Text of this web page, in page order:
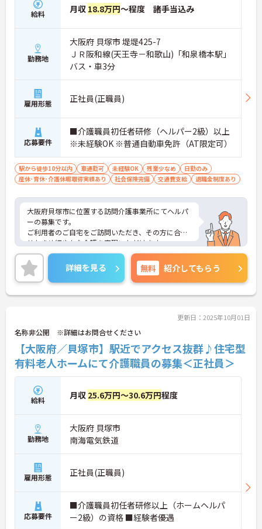
給料 月収 18.8万円～程度 諸手当込み
勤務地
大阪府 貝塚市 堤堤425-7
ＪＲ阪和線(天王寺－和歌山)「和泉橋本駅」
バス・車3分
雇用形態 正社員(正職員)
応募要件
■介護職員初任者研修（ヘルパー2級）以上
※未経験OK ※普通自動車免許（AT限定可）
駅から徒歩10分以内 車通勤可 未経験OK 残業少なめ
日勤のみ
産休･育休･介護休暇取得実績あり
社会保険完備 交通費支給 退職金制度あり
大阪府貝塚市に位置する訪問介護事業所にてヘルパ
ーの募集です。
ご利用者のご自宅をご訪問いただき、その方に合わ
せたきめ細やかな介護を実現いただけます。
今回の募集は未経験の方でもご応募可能◎経験者の
方はもちろん、これから頑張りたい、チャレンジし
たいという方にもオススメの求人！
残業少なめなので出勤日でもプライベートの時間を
確保して頂けますよ★
朝の通勤がストレスフリーなのも嬉しいポイント♪
ご興味ある方には、面接対策ポイントなど、さらに
詳細をお話しいたしますのでお気軽にご相談くださ
い！
詳細を見る 無料 紹介してもらう
更新日：2025年10月01日
名称非公開 ※詳細はお問合せください
【大阪府／貝塚市】駅近でアクセス抜群♪住宅型
有料老人ホームにて介護職員の募集＜正社員＞
給料 月収 25.6万円～30.6万円程度
勤務地
大阪府 貝塚市
南海電気鉄道
雇用形態 正社員(正職員)
応募要件
■介護職員初任者研修以上（ホームヘルパ
ー2級）の資格 ■経験者優遇